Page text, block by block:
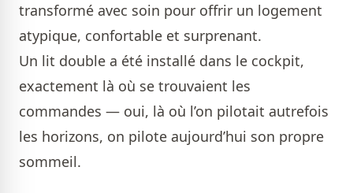
transformé avec soin pour offrir un logement
atypique, confortable et surprenant.
Un lit double a été installé dans le cockpit,
exactement là où se trouvaient les
commandes — oui, là où l’on pilotait autrefois
les horizons, on pilote aujourd’hui son propre
sommeil.